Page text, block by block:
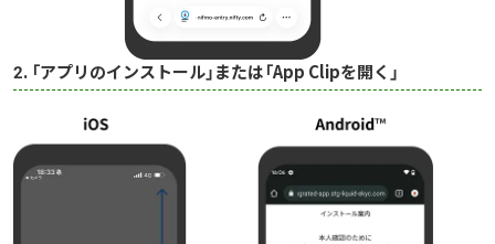
2. 「アプリのインストール」または「App Clipを開く」